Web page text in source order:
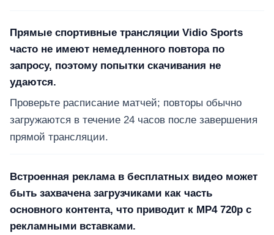
Прямые спортивные трансляции Vidio Sports
часто не имеют немедленного повтора по
запросу, поэтому попытки скачивания не
удаются.
Проверьте расписание матчей; повторы обычно
загружаются в течение 24 часов после завершения
прямой трансляции.
Встроенная реклама в бесплатных видео может
быть захвачена загрузчиками как часть
основного контента, что приводит к MP4 720p с
рекламными вставками.